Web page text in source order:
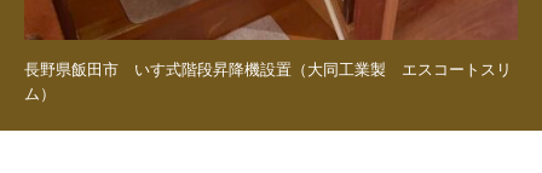
長野県飯田市 いす式階段昇降機設置（大同工業製 エスコートスリ
ム）